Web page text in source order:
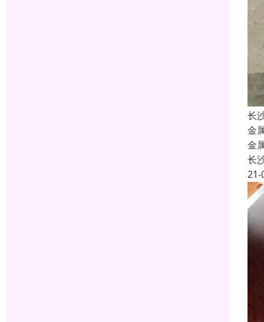
长
金
金
长
21-